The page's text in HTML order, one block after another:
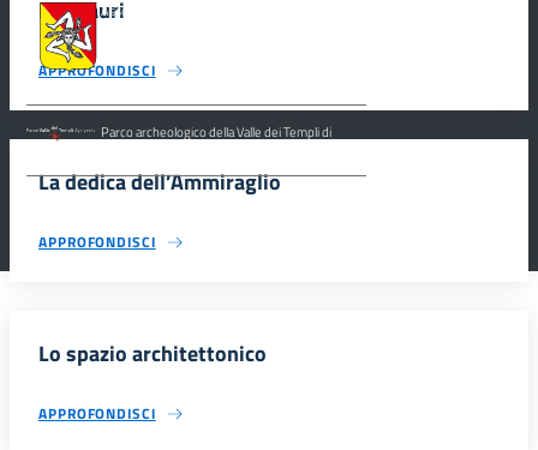
I restauri
APPROFONDISCI
La dedica dell’Ammiraglio
APPROFONDISCI
Lo spazio architettonico
APPROFONDISCI
Assessorato dei Beni Culturali e dell’Identità
Parco archeologico della Valle dei Templi di